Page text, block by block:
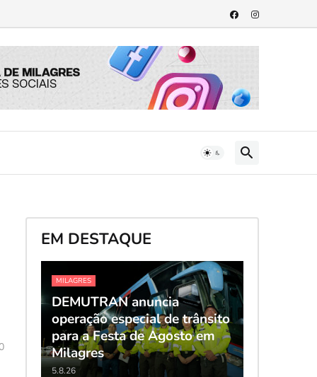
EM DESTAQUE
MILAGRES
DEMUTRAN anuncia
operação especial de trânsito
para a Festa de Agosto em
Milagres
5.8.26